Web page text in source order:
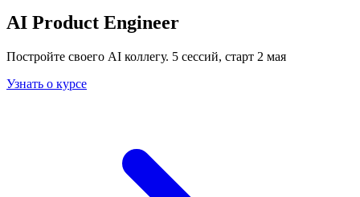
AI Product Engineer
Постройте своего AI коллегу. 5 сессий, старт 2 мая
Узнать о курсе